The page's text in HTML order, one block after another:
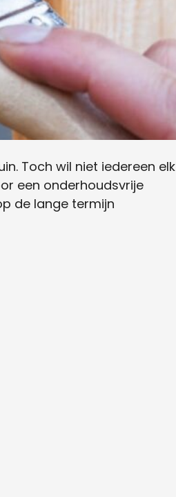
Toch wil niet iedereen elk
een onderhoudsvrije
de lange termijn